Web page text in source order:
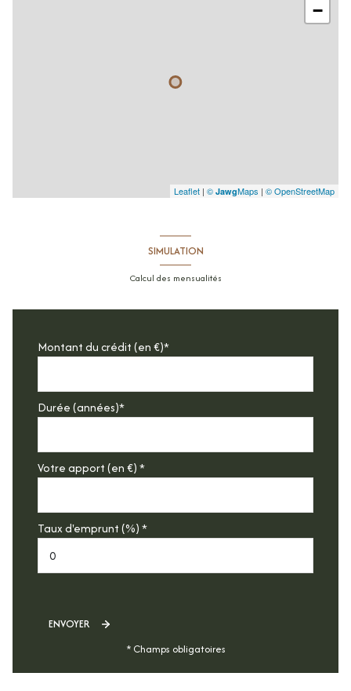
−
Leaflet | © JawgMaps | © OpenStreetMap
SIMULATION
Calcul des mensualités
Montant du crédit (en €)*
Durée (années)*
Votre apport (en €) *
Taux d'emprunt (%) *
ENVOYER
* Champs obligatoires